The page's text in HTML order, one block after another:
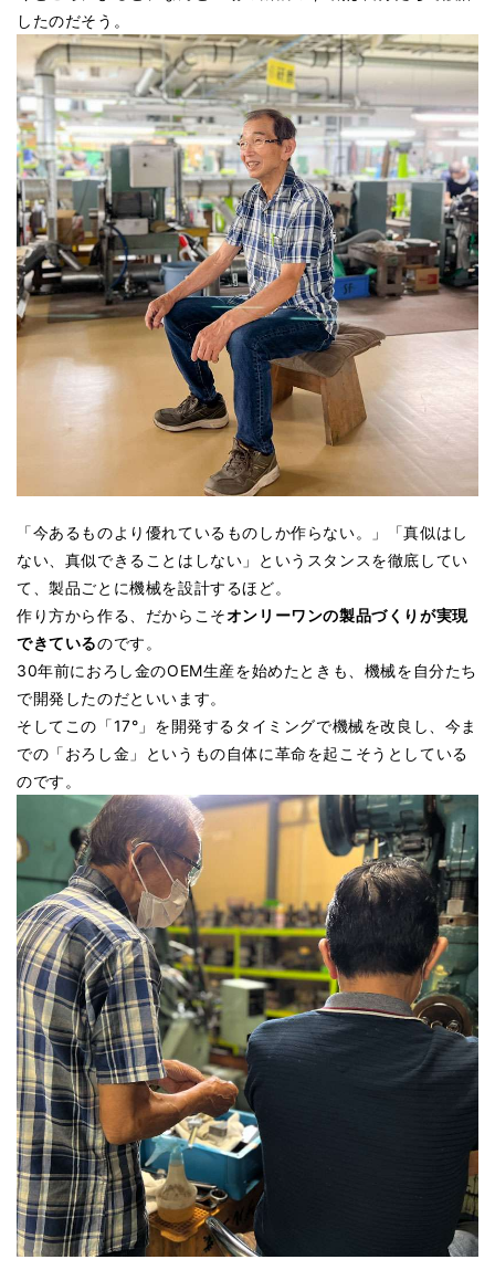
したのだそう。
「今あるものより優れているものしか作らない。」「真似はし
ない、真似できることはしない」というスタンスを徹底してい
て、製品ごとに機械を設計するほど。
作り方から作る、だからこそオンリーワンの製品づくりが実現
できているのです。
30年前におろし金のOEM生産を始めたときも、機械を自分たち
で開発したのだといいます。
そしてこの「17°」を開発するタイミングで機械を改良し、今ま
での「おろし金」というもの自体に革命を起こそうとしている
のです。